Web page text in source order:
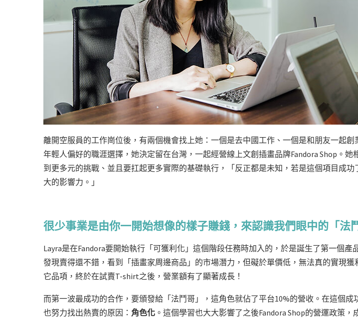
離開空服員的工作崗位後，有兩個機會找上她：一個是去中國工作、一個是和朋友一起創
年輕人偏好的職涯選擇，她決定留在台灣，一起經營線上文創插畫品牌Fandora Shop。她
到更多元的挑戰、並且要扛起更多實際的基礎執行，「反正都是未知，若是這個項目成功
大的影響力。」
很少事業是由你一開始想像的樣子賺錢，來認識我們眼中的「法
Layra是在Fandora要開始執行「可獲利化」這個階段任務時加入的，於是誕生了第一個產
發現賣得還不錯，看到「插畫家周邊商品」的市場潛力，但礙於單價低，無法真的實現獲
它品項，終於在試賣T-shirt之後，營業額有了顯著成長！
而第一波最成功的合作，要頒發給「法鬥哥」，這角色就佔了平台10%的營收。在這個成
也努力找出熱賣的原因： 角色化 。這個學習也大大影響了之後Fandora Shop的營運政策，